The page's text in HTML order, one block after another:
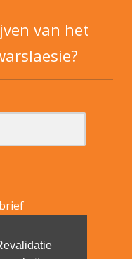
van het